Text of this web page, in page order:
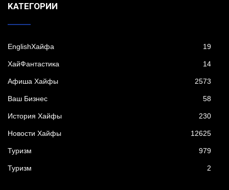
KАТЕГОРИИ
EnglishХайфа 19
XайФантастика 14
Афиша Хайфы 2573
Ваш Бизнес 58
История Хайфы 230
Новости Хайфы 12625
Туризм 979
Туризм 2